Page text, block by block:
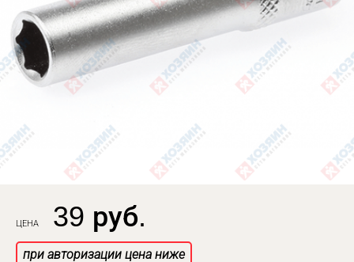
ЦЕНА 39 руб.
при авторизации цена ниже